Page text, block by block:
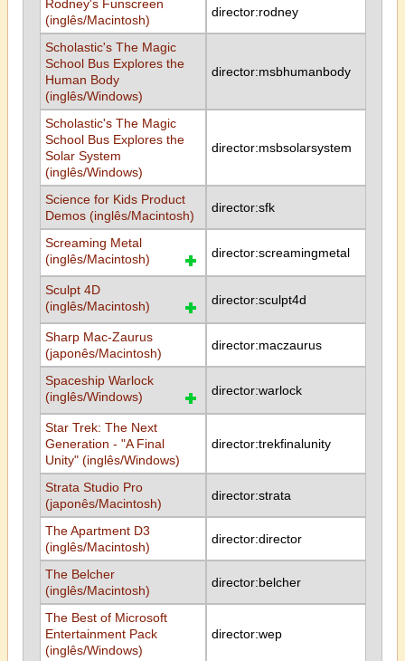
Rodney's Funscreen
(inglês/Macintosh)
director:rodney
Scholastic's The Magic
School Bus Explores the
Human Body
(inglês/Windows)
director:msbhumanbody
Scholastic's The Magic
School Bus Explores the
Solar System
(inglês/Windows)
director:msbsolarsystem
Science for Kids Product
Demos (inglês/Macintosh)
director:sfk
Screaming Metal
(inglês/Macintosh)
director:screamingmetal
Sculpt 4D
(inglês/Macintosh)
director:sculpt4d
Sharp Mac-Zaurus
(japonês/Macintosh)
director:maczaurus
Spaceship Warlock
(inglês/Windows)
director:warlock
Star Trek: The Next
Generation - "A Final
Unity" (inglês/Windows)
director:trekfinalunity
Strata Studio Pro
(japonês/Macintosh)
director:strata
The Apartment D3
(inglês/Macintosh)
director:director
The Belcher
(inglês/Macintosh)
director:belcher
The Best of Microsoft
Entertainment Pack
(inglês/Windows)
director:wep